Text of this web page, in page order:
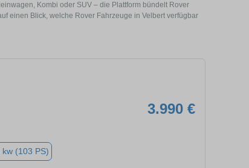
Kombi oder SUV – die Plattform bündelt Rover
einen Blick, welche Rover Fahrzeuge in Velbert verfügbar
3.990 €
kw (103 PS)